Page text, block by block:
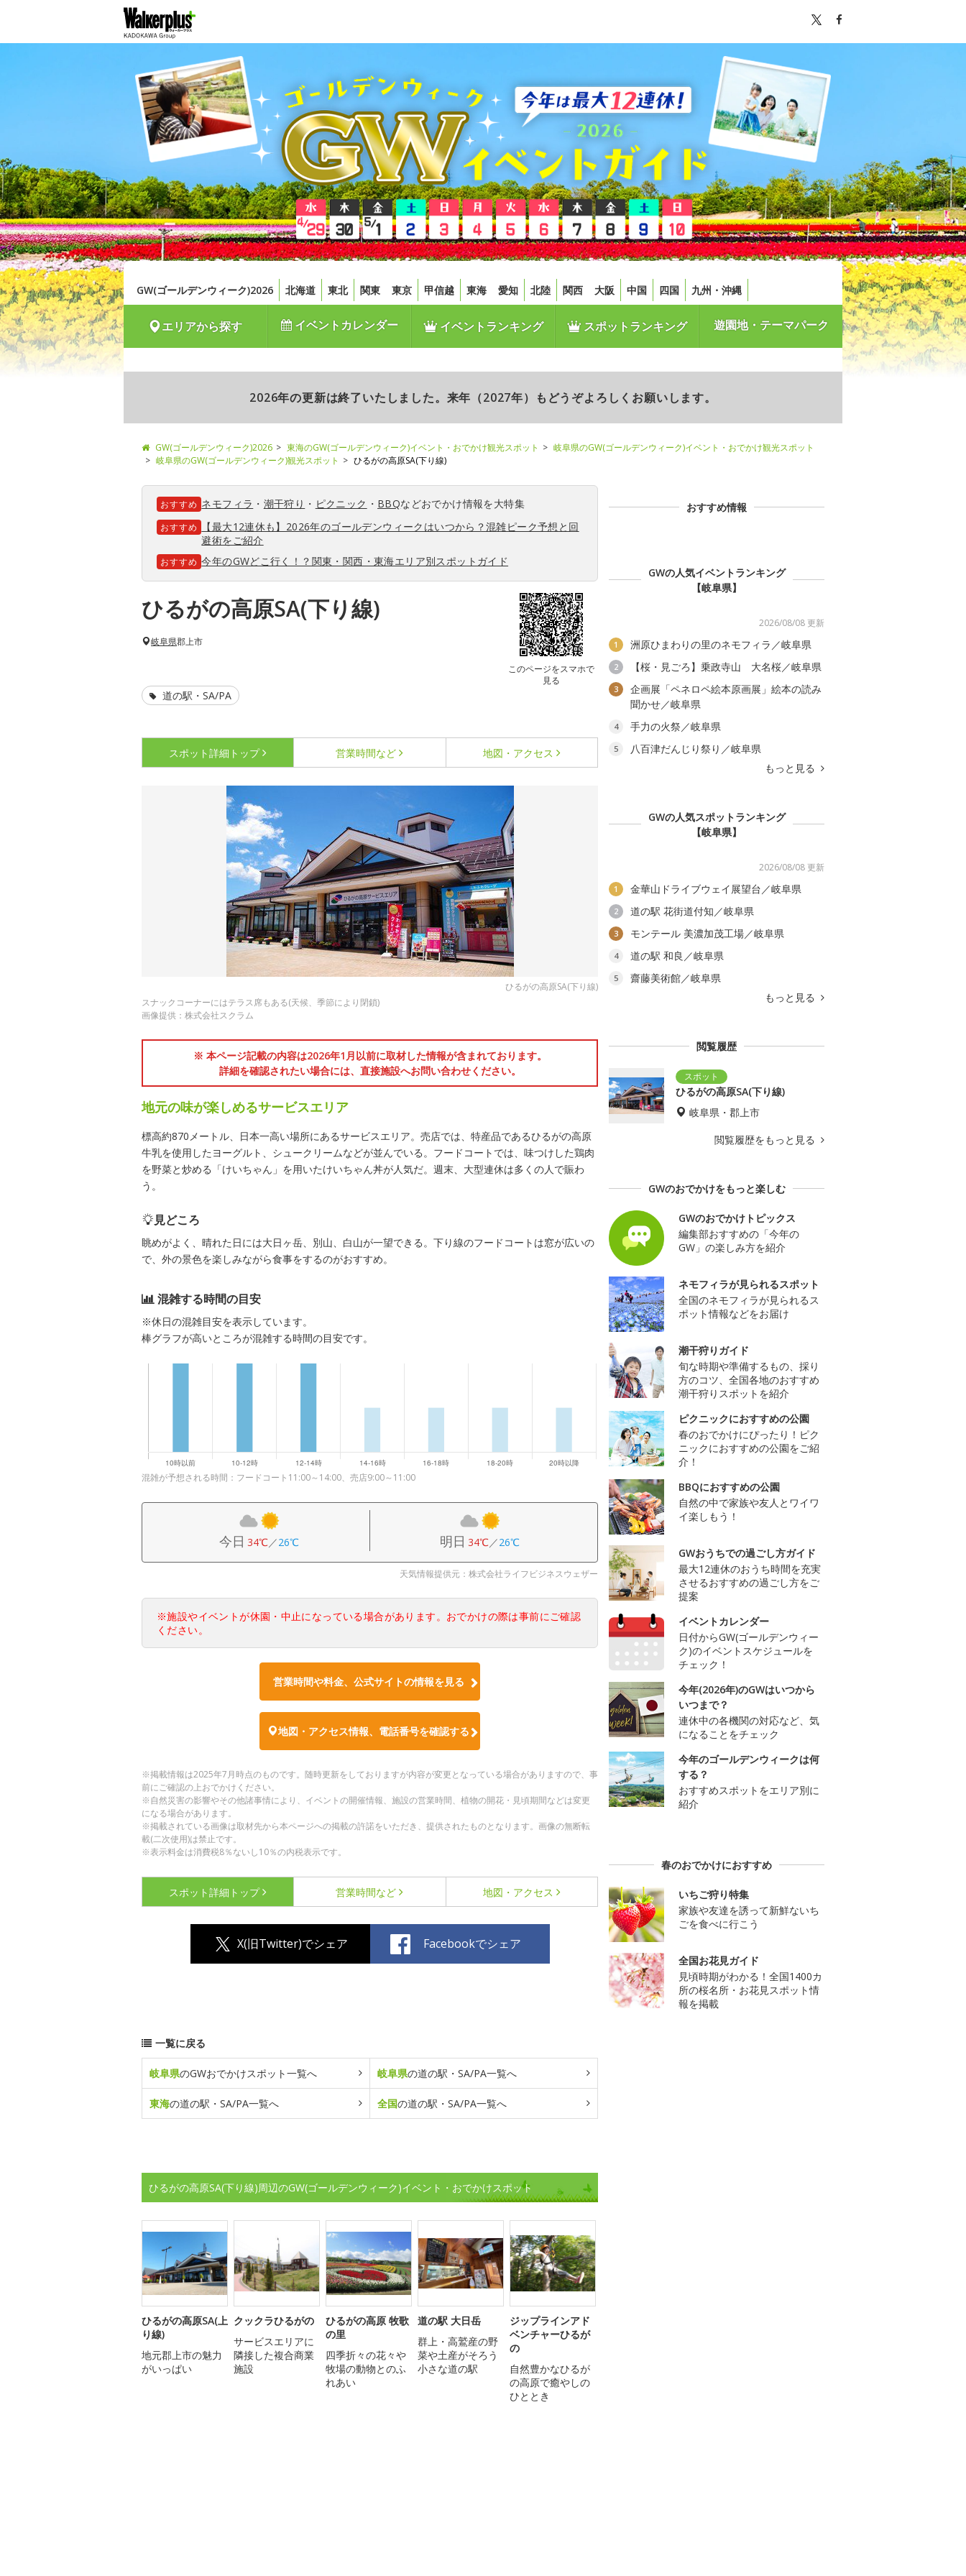
GW(ゴールデンウィーク)2026 北海道 東北 関東 東京 甲信越 東海 愛知 北陸 関西 大阪 中国 四国 九州・沖縄
エリアから探す イベントカレンダー イベントランキング スポットランキング 遊園地・テーマパーク
2026年の更新は終了いたしました。来年（2027年）もどうぞよろしくお願いします。
GW(ゴールデンウィーク)2026 東海のGW(ゴールデンウィーク)イベント・おでかけ観光スポット
岐阜県のGW(ゴールデンウィーク)イベント・おでかけ観光スポット
岐阜県のGW(ゴールデンウィーク)観光スポット
ひるがの高原SA(下り線)
おすすめ ネモフィラ ・ 潮干狩り ・ ピクニック ・ BBQなどおでかけ情報を大特集
おすすめ
【最大12連休も】2026年のゴールデンウィークはいつから？混雑ピーク予想と回
避術をご紹介
おすすめ 今年のGWどこ行く！？関東・関西・東海エリア別スポットガイド
ひるがの高原SA(下り線)
このページをスマホで
見る
岐阜県郡上市
道の駅・SA/PA
スポット詳細 トップ 営業時間など 地図・アクセス
ひるがの高原SA(下り線)
スナックコーナーにはテラス席もある(天候、季節により閉鎖)
画像提供：株式会社スクラム
※ 本ページ記載の内容は2026年1月以前に取材した情報が含まれております。
詳細を確認されたい場合には、直接施設へお問い合わせください。
地元の味が楽しめるサービスエリア
標高約870メートル、日本一高い場所にあるサービスエリア。売店では、特産品であるひるがの高原
牛乳を使用したヨーグルト、シュークリームなどが並んでいる。フードコートでは、味つけした鶏肉
を野菜と炒める「けいちゃん」を用いたけいちゃん丼が人気だ。週末、大型連休は多くの人で賑わ
う。
見どころ
眺めがよく、晴れた日には大日ヶ岳、別山、白山が一望できる。下り線のフードコートは窓が広いの
で、外の景色を楽しみながら食事をするのがおすすめ。
混雑する時間の目安
※休日の混雑目安を表示しています。
棒グラフが高いところが混雑する時間の目安です。
混雑が予想される時間：フードコート11:00～14:00、売店9:00～11:00
今日 34℃／26℃ 明日 34℃／26℃
天気情報提供元：株式会社ライフビジネスウェザー
※施設やイベントが休園・中止になっている場合があります。おでかけの際は事前にご確認
ください。
営業時間や料金、公式サイトの情報を見る
地図・アクセス情報、電話番号を確認する
※掲載情報は2025年7月時点のものです。随時更新をしておりますが内容が変更となっている場合がありますので、事
前にご確認の上おでかけください。
※自然災害の影響やその他諸事情により、イベントの開催情報、施設の営業時間、植物の開花・見頃期間などは変更
になる場合があります。
※掲載されている画像は取材先から本ページへの掲載の許諾をいただき、提供されたものとなります。画像の無断転
載(二次使用)は禁止です。
※表示料金は消費税8％ないし10％の内税表示です。
スポット詳細 トップ 営業時間など 地図・アクセス
X(旧Twitter)でシェア Facebookでシェア
一覧に戻る
岐阜県のGWおでかけスポット一覧へ 岐阜県の道の駅・SA/PA一覧へ
東海の道の駅・SA/PA一覧へ 全国の道の駅・SA/PA一覧へ
ひるがの高原SA(下り線)周辺のGW(ゴールデンウィーク)イベント・おでかけスポット
ひるがの高原SA(上
り線)
地元郡上市の魅力
がいっぱい
クックラひるがの
サービスエリアに
隣接した複合商業
施設
ひるがの高原 牧歌
の里
四季折々の花々や
牧場の動物とのふ
れあい
道の駅 大日岳
群上・高鷲産の野
菜や土産がそろう
小さな道の駅
ジップラインアド
ベンチャーひるが
の
自然豊かなひるが
の高原で癒やしの
ひととき
おすすめ情報
GWの人気イベントランキング
【岐阜県】
2026/08/08 更新
1 洲原ひまわりの里のネモフィラ／岐阜県
2 【桜・見ごろ】乗政寺山 大名桜／岐阜県
3
企画展「ペネロペ絵本原画展」絵本の読み
聞かせ／岐阜県
4 手力の火祭／岐阜県
5
八百津だんじり祭り／岐阜県
もっと見る
GWの人気スポットランキング
【岐阜県】
2026/08/08 更新
1 金華山ドライブウェイ展望台／岐阜県
2 道の駅 花街道付知／岐阜県
3 モンテール 美濃加茂工場／岐阜県
4 道の駅 和良／岐阜県
5
齋藤美術館／岐阜県
もっと見る
閲覧履歴
ひるがの高原SA(下り線)
岐阜県・郡上市
閲覧履歴をもっと見る
GWのおでかけをもっと楽しむ
GWのおでかけトピックス
編集部おすすめの「今年の
GW」の楽しみ方を紹介
ネモフィラが見られるスポット
全国のネモフィラが見られるス
ポット情報などをお届け
潮干狩りガイド
旬な時期や準備するもの、採り
方のコツ、全国各地のおすすめ
潮干狩りスポットを紹介
ピクニックにおすすめの公園
春のおでかけにぴったり！ピク
ニックにおすすめの公園をご紹
介！
BBQにおすすめの公園
自然の中で家族や友人とワイワ
イ楽しもう！
GWおうちでの過ごし方ガイド
最大12連休のおうち時間を充実
させるおすすめの過ごし方をご
提案
イベントカレンダー
日付からGW(ゴールデンウィー
ク)のイベントスケジュールを
チェック！
今年(2026年)のGWはいつから
いつまで？
連休中の各機関の対応など、気
になることをチェック
今年のゴールデンウィークは何
する？
おすすめスポットをエリア別に
紹介
春のおでかけにおすすめ
いちご狩り特集
家族や友達を誘って新鮮ないち
ごを食べに行こう
全国お花見ガイド
見頃時期がわかる！全国1400カ
所の桜名所・お花見スポット情
報を掲載